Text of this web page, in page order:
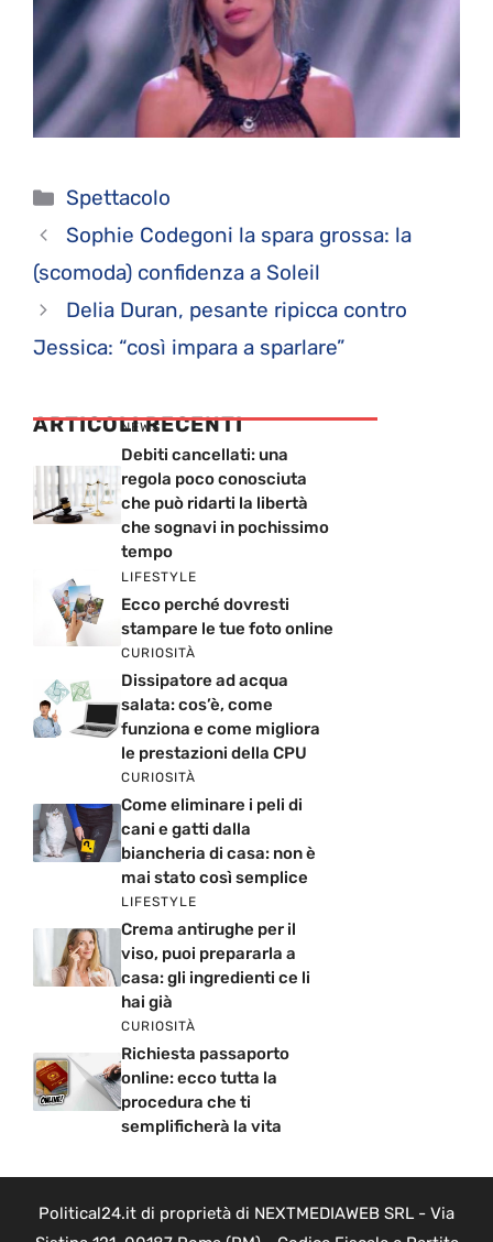
Categorie
Spettacolo
Sophie Codegoni la spara grossa: la
(scomoda) confidenza a Soleil
Delia Duran, pesante ripicca contro
Jessica: “così impara a sparlare”
ARTICOLI RECENTI
NEWS
Debiti cancellati: una
regola poco conosciuta
che può ridarti la libertà
che sognavi in pochissimo
tempo
LIFESTYLE
Ecco perché dovresti
stampare le tue foto online
CURIOSITÀ
Dissipatore ad acqua
salata: cos’è, come
funziona e come migliora
le prestazioni della CPU
CURIOSITÀ
Come eliminare i peli di
cani e gatti dalla
biancheria di casa: non è
mai stato così semplice
LIFESTYLE
Crema antirughe per il
viso, puoi prepararla a
casa: gli ingredienti ce li
hai già
CURIOSITÀ
Richiesta passaporto
online: ecco tutta la
procedura che ti
semplificherà la vita
Political24.it di proprietà di NEXTMEDIAWEB SRL - Via